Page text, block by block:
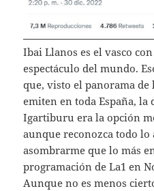
Ibai Llanos es el vasco
espectáculo del mundo.
que, visto el panorama de
emiten en toda España, la
Igartiburu era la opción
aunque reconozca todo
asombrarme que lo más
programación de La1 en
Aunque no es menos